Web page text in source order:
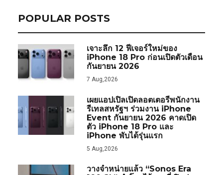
POPULAR POSTS
เจาะลึก 12 ฟีเจอร์ใหม่ของ
iPhone 18 Pro ก่อนเปิดตัวเดือน
กันยายน 2026
7 Aug,2026
เผยแอปเปิลเปิดลอตเตอรีพนักงาน
รีเทลสหรัฐฯ ร่วมงาน iPhone
Event กันยายน 2026 คาดเปิด
ตัว iPhone 18 Pro และ
iPhone พับได้รุ่นแรก
5 Aug,2026
วางจำหน่ายแล้ว “Sonos Era